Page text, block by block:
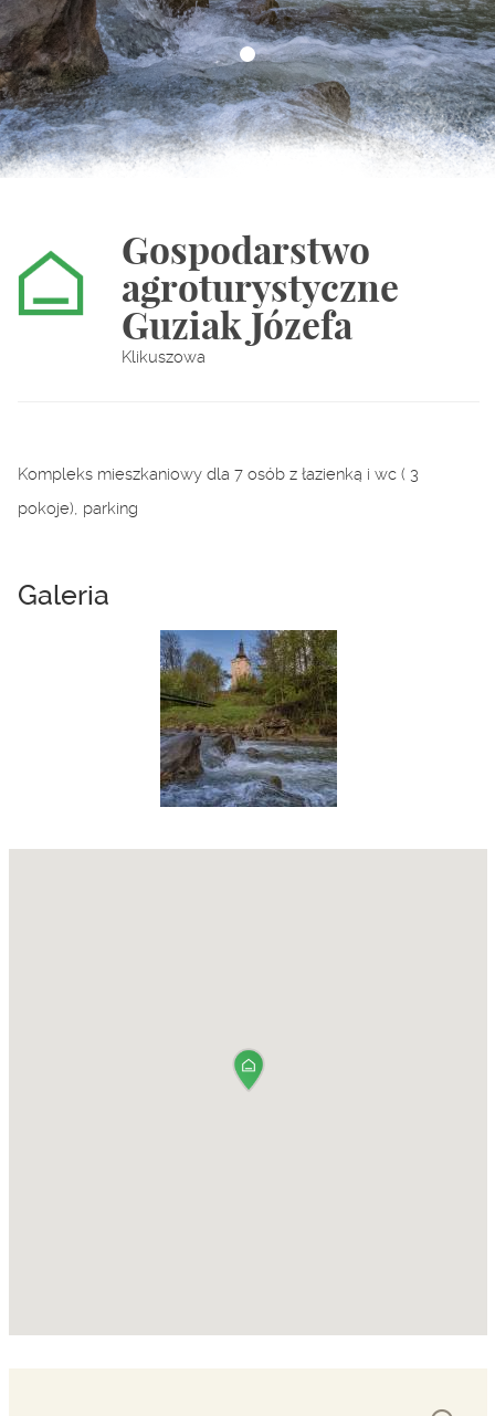
Gospodarstwo
agroturystyczne
Guziak Józefa
Klikuszowa
Kompleks mieszkaniowy dla 7 osób z łazienką i wc ( 3
pokoje), parking
Galeria